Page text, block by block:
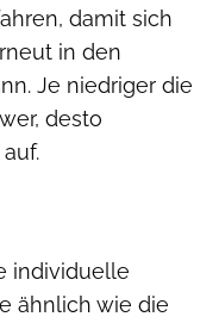
damit sich
in den
Je niedriger die
desto
individuelle
ähnlich wie die